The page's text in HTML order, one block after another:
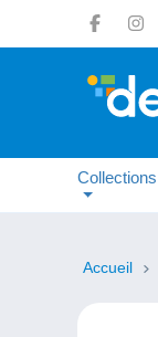
Collections
Accueil